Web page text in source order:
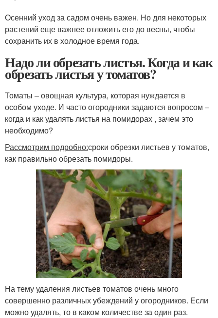
Осенний уход за садом очень важен. Но для некоторых
растений еще важнее отложить его до весны, чтобы
сохранить их в холодное время года.
Надо ли обрезать листья. Когда и как
обрезать листья у томатов?
Томаты – овощная культура, которая нуждается в
особом уходе. И часто огородники задаются вопросом –
когда и как удалять листья на помидорах , зачем это
необходимо?
Рассмотрим подробно:сроки обрезки листьев у томатов,
как правильно обрезать помидоры.
На тему удаления листьев томатов очень много
совершенно различных убеждений у огородников. Если
можно удалять, то в каком количестве за один раз.